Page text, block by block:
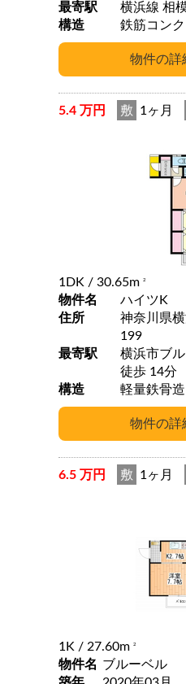
最寄駅
構造
鉄筋コン
5.4 万円 敷 1ヶ月
1DK / 30.65m 2
物件名
ハイツK
住所
神奈川県
199
最寄駅
横浜市ブル
徒歩 14分
構造
軽量鉄骨造
6.5 万円 敷 1ヶ月
1K / 27.60m 2
物件名 ブルーベル